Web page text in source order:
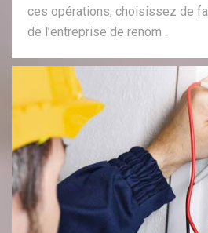
ces opérations, choisissez de
de l’entreprise de renom .